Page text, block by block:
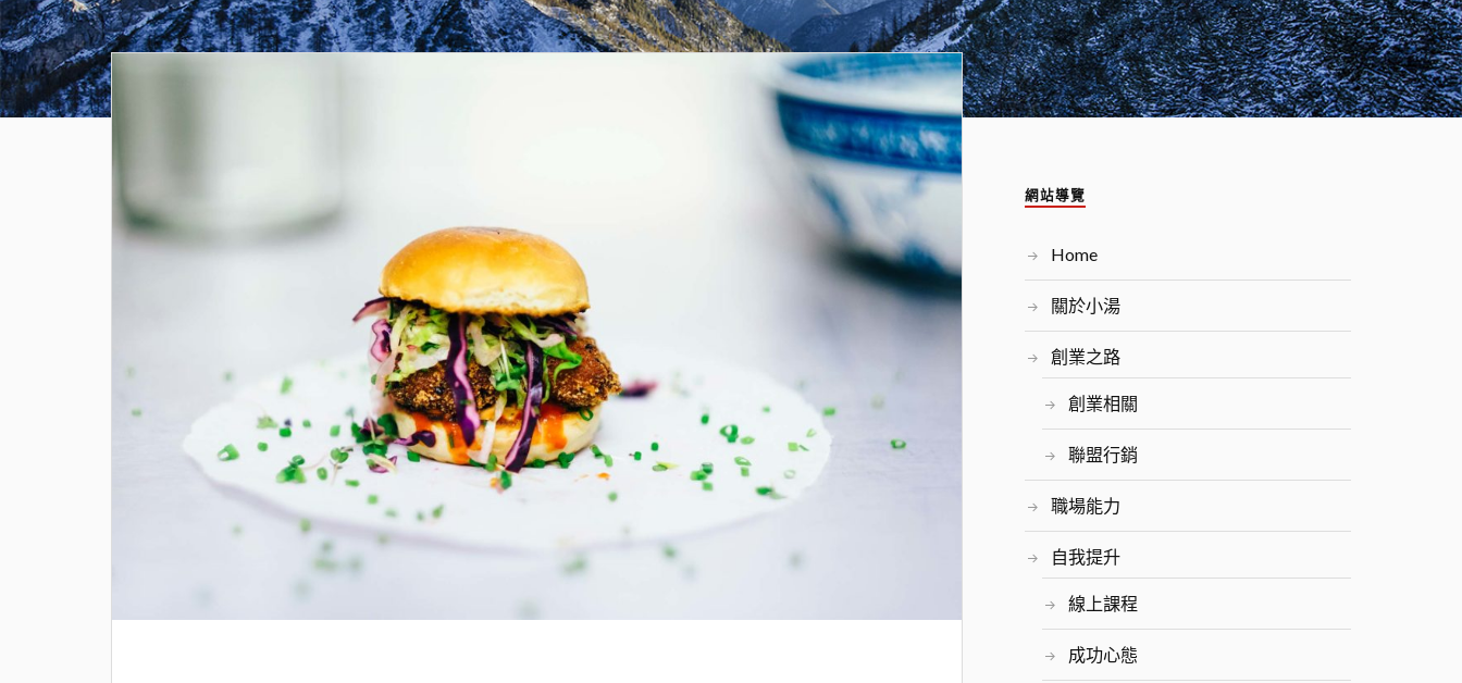
網站導覽
Home
關於小湯
創業之路
創業相關
聯盟行銷
職場能力
自我提升
線上課程
成功心態